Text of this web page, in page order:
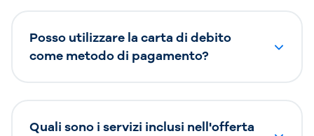
Posso utilizzare la carta di debito
come metodo di pagamento?
Quali sono i servizi inclusi nell'offerta